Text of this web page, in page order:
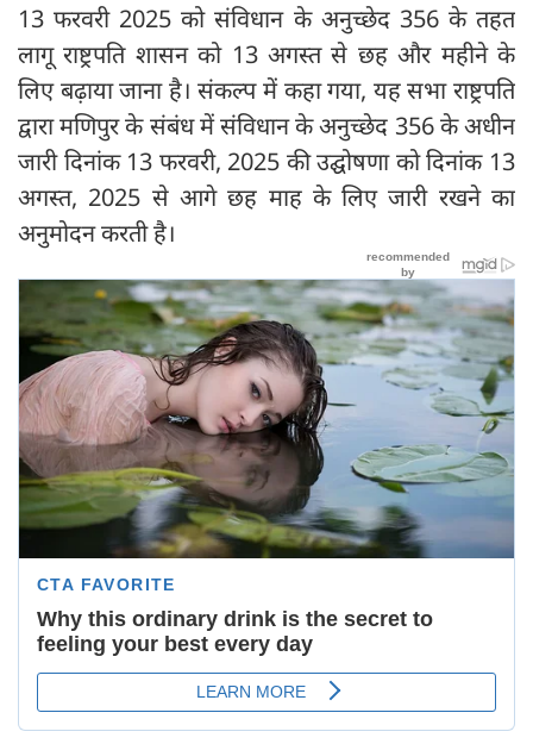
13 फरवरी 2025 को संविधान के अनुच्छेद 356 के तहत
लागू राष्ट्रपति शासन को 13 अगस्त से छह और महीने के
लिए बढ़ाया जाना है। संकल्प में कहा गया, यह सभा राष्ट्रपति
द्वारा मणिपुर के संबंध में संविधान के अनुच्छेद 356 के अधीन
जारी दिनांक 13 फरवरी, 2025 की उद्घोषणा को दिनांक 13
अगस्त, 2025 से आगे छह माह के लिए जारी रखने का
अनुमोदन करती है।